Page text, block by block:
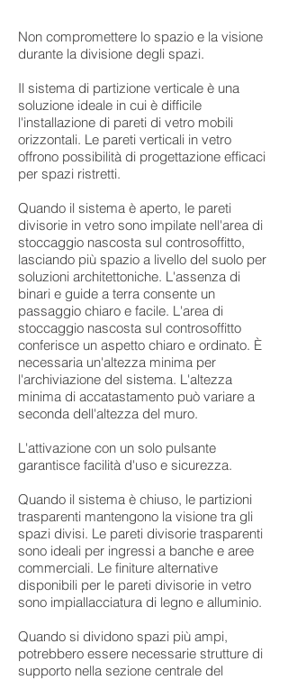
Non compromettere lo spazio e la visione
durante la divisione degli spazi.
Il sistema di partizione verticale è una
soluzione ideale in cui è difficile
l'installazione di pareti di vetro mobili
orizzontali. Le pareti verticali in vetro
offrono possibilità di progettazione efficaci
per spazi ristretti.
Quando il sistema è aperto, le pareti
divisorie in vetro sono impilate nell'area di
stoccaggio nascosta sul controsoffitto,
lasciando più spazio a livello del suolo per
soluzioni architettoniche. L'assenza di
binari e guide a terra consente un
passaggio chiaro e facile. L'area di
stoccaggio nascosta sul controsoffitto
conferisce un aspetto chiaro e ordinato. È
necessaria un'altezza minima per
l'archiviazione del sistema. L'altezza
minima di accatastamento può variare a
seconda dell'altezza del muro.
L'attivazione con un solo pulsante
garantisce facilità d'uso e sicurezza.
Quando il sistema è chiuso, le partizioni
trasparenti mantengono la visione tra gli
spazi divisi. Le pareti divisorie trasparenti
sono ideali per ingressi a banche e aree
commerciali. Le finiture alternative
disponibili per le pareti divisorie in vetro
sono impiallacciatura di legno e alluminio.
Quando si dividono spazi più ampi,
potrebbero essere necessarie strutture di
supporto nella sezione centrale del